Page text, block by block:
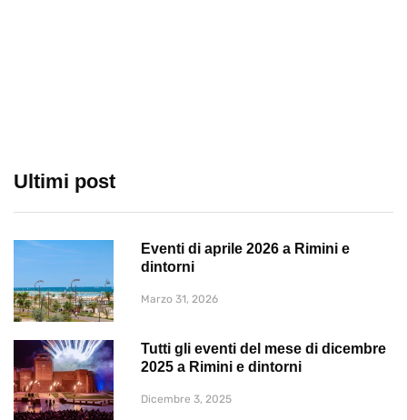
Ultimi post
Eventi di aprile 2026 a Rimini e
dintorni
Marzo 31, 2026
Tutti gli eventi del mese di dicembre
2025 a Rimini e dintorni
Dicembre 3, 2025